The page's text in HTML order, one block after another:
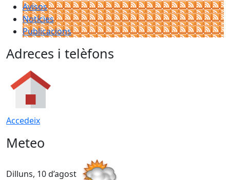
Avisos
Notícies
Publicacions
Adreces i telèfons
Accedeix
Meteo
Dilluns, 10 d’agost